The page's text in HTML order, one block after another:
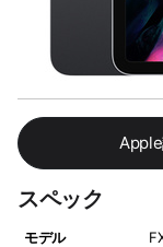
スペック
モデル